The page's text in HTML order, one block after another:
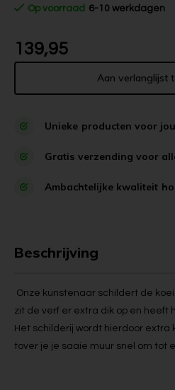
Op voorraad 6-10 werkdagen
139,95
Aan verlanglijst
Unieke producten voor
Gratis verzending voor
Ambachtelijke kwaliteit
Beschrijving
Onze kunstenaar schildert de
zit de verf er extra dik op en heeft
Het schilderij wordt hierdoor extra
tover je je saaie muur snel om tot